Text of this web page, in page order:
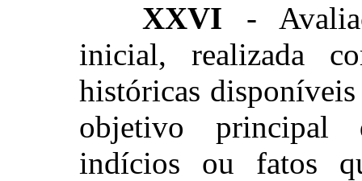
XXVI -
inicial, realizada
históricas
objetivo principal
indícios ou fatos